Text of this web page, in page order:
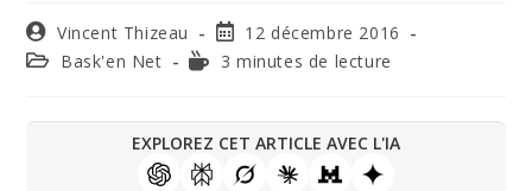
Vincent Thizeau
12 décembre 2016
Bask'en Net
3 minutes de lecture
EXPLOREZ CET ARTICLE AVEC L'IA